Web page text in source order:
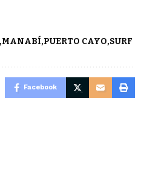
MANABÍ PUERTO CAYO SURF
Facebook